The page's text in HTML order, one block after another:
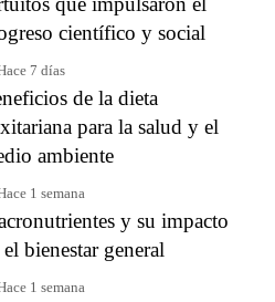
científico y social
7 días
de la dieta
para la salud y el
ambiente
1 semana
y su impacto
el bienestar general
1 semana